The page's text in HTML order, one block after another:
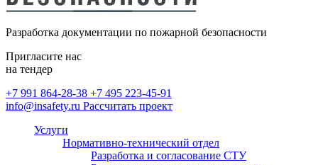
Разработка документации по пожарной безопасности
Пригласите нас
на тендер
+7 991 864-28-38 +7 495 223-45-91
info@insafety.ru Рассчитать проект
Услуги
Нормативно-технический отдел
Разработка и согласование СТУ
безопасности
Расчет категорий по пожарной и
взрывопожарной опасности,
определение классов зон по ПУЭ
Пожарный аутсорсинг
Монтаж внутреннего
(ВПВ)